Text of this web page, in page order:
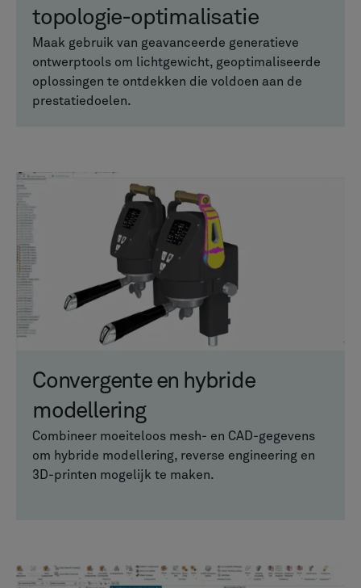
topologie-optimalisatie
Maak gebruik van geavanceerde generatieve
ontwerptools om lichtgewicht, geoptimaliseerde
oplossingen te ontdekken die voldoen aan de
prestatiedoelen.
Convergente en hybride
modellering
Combineer moeiteloos mesh- en CAD-gegevens
om hybride modellering, reverse engineering en
3D-printen mogelijk te maken.